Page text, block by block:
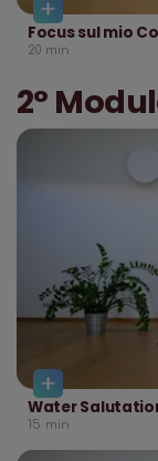
Focus sul mio
20 min
2°
Water
15 min